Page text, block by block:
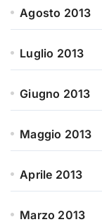
Agosto 2013
Luglio 2013
Giugno 2013
Maggio 2013
Aprile 2013
Marzo 2013